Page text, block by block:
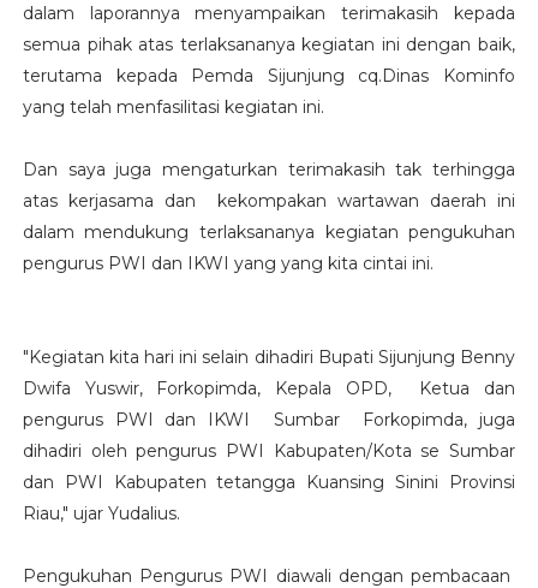
dalam laporannya menyampaikan terimakasih kepada
semua pihak atas terlaksananya kegiatan ini dengan baik,
terutama kepada Pemda Sijunjung cq.Dinas Kominfo
yang telah menfasilitasi kegiatan ini.
Dan saya juga mengaturkan terimakasih tak terhingga
atas kerjasama dan kekompakan wartawan daerah ini
dalam mendukung terlaksananya kegiatan pengukuhan
pengurus PWI dan IKWI yang yang kita cintai ini.
"Kegiatan kita hari ini selain dihadiri Bupati Sijunjung Benny
Dwifa Yuswir, Forkopimda, Kepala OPD, Ketua dan
pengurus PWI dan IKWI Sumbar Forkopimda, juga
dihadiri oleh pengurus PWI Kabupaten/Kota se Sumbar
dan PWI Kabupaten tetangga Kuansing Sinini Provinsi
Riau," ujar Yudalius.
Pengukuhan Pengurus PWI diawali dengan pembacaan